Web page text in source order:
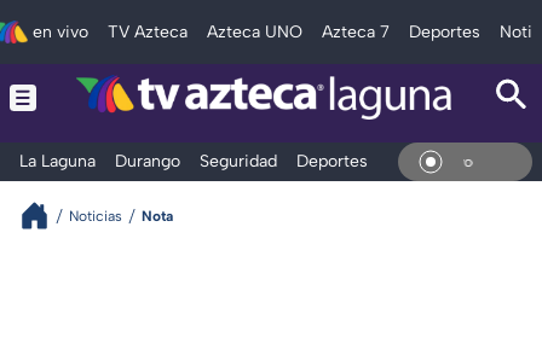
en vivo TV Azteca Azteca UNO Azteca 7 Deportes
La Laguna Durango Seguridad Deportes EntretenimientoEn
Noticias Nota